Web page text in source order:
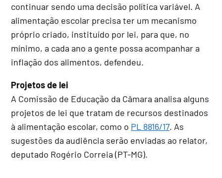
continuar sendo uma decisão política variável. A
alimentação escolar precisa ter um mecanismo
próprio criado, instituído por lei, para que, no
mínimo, a cada ano a gente possa acompanhar a
inflação dos alimentos, defendeu.
Projetos de lei
A Comissão de Educação da Câmara analisa alguns
projetos de lei que tratam de recursos destinados
à alimentação escolar, como o PL 8816/17. As
sugestões da audiência serão enviadas ao relator,
deputado Rogério Correia (PT-MG).